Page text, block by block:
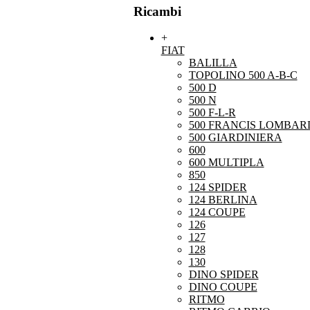
Ricambi
+
FIAT
BALILLA
TOPOLINO 500 A-B-C
500 D
500 N
500 F-L-R
500 FRANCIS
500 GIARDINIERA
600
600 MULTIPLA
850
124 SPIDER
124 BERLINA
124 COUPE
126
127
128
130
DINO SPIDER
DINO COUPE
RITMO